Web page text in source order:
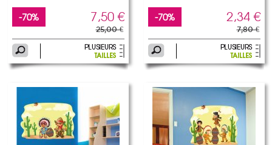
-70% 7,50 €
25,00 €
-70% 2,34 €
7,80 €